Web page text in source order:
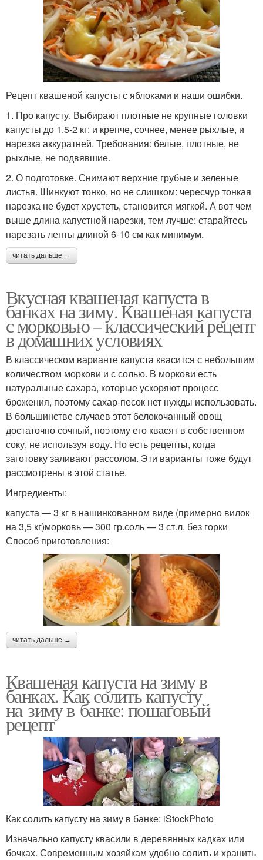
Рецепт квашеной капусты с яблоками и наши ошибки.
1. Про капусту. Выбирают плотные не крупные головки
капусты до 1.5-2 кг: и крепче, сочнее, менее рыхлые, и
нарезка аккуратней. Требования: белые, плотные, не
рыхлые, не подвявшие.
2. О подготовке. Снимают верхние грубые и зеленые
листья. Шинкуют тонко, но не слишком: чересчур тонкая
нарезка не будет хрустеть, становится мягкой. А вот чем
выше длина капустной нарезки, тем лучше: старайтесь
нарезать ленты длиной 6-10 см как минимум.
читать дальше →
Вкусная квашеная капуста в
банках на зиму. Квашеная капуста
с морковью – классический рецепт
в домашних условиях
В классическом варианте капуста квасится с небольшим
количеством моркови и с солью. В моркови есть
натуральные сахара, которые ускоряют процесс
брожения, поэтому сахар-песок нет нужды использовать.
В большинстве случаев этот белокочанный овощ
достаточно сочный, поэтому его квасят в собственном
соку, не используя воду. Но есть рецепты, когда
заготовку заливают рассолом. Эти варианты тоже будут
рассмотрены в этой статье.
Ингредиенты:
капуста — 3 кг в нашинкованном виде (примерно вилок
на 3,5 кг)морковь — 300 гр.соль — 3 ст.л. без горки
Способ приготовления:
читать дальше →
Квашеная капуста на зиму в
банках. Как солить капусту
на зиму в банке: пошаговый
рецепт
Как солить капусту на зиму в банке: iStockPhoto
Изначально капусту квасили в деревянных кадках или
бочках. Современным хозяйкам удобно солить и хранить